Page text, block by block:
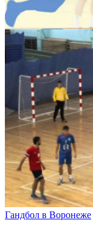
Гандбол в Воронеже